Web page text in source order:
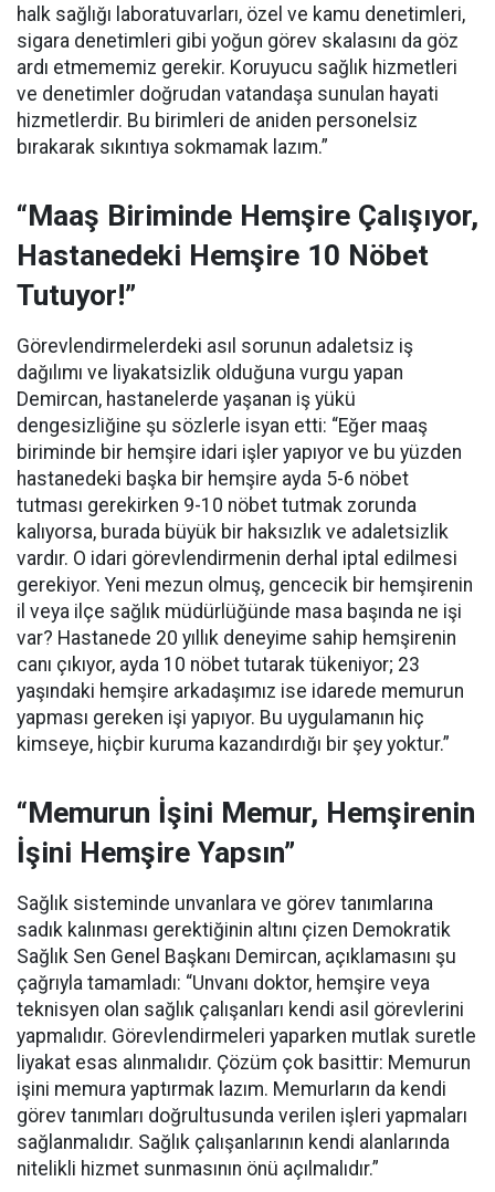
halk sağlığı laboratuvarları, özel ve kamu denetimleri,
sigara denetimleri gibi yoğun görev skalasını da göz
ardı etmememiz gerekir. Koruyucu sağlık hizmetleri
ve denetimler doğrudan vatandaşa sunulan hayati
hizmetlerdir. Bu birimleri de aniden personelsiz
bırakarak sıkıntıya sokmamak lazım.”
“Maaş Biriminde Hemşire Çalışıyor,
Hastanedeki Hemşire 10 Nöbet
Tutuyor!”
Görevlendirmelerdeki asıl sorunun adaletsiz iş
dağılımı ve liyakatsizlik olduğuna vurgu yapan
Demircan, hastanelerde yaşanan iş yükü
dengesizliğine şu sözlerle isyan etti: “Eğer maaş
biriminde bir hemşire idari işler yapıyor ve bu yüzden
hastanedeki başka bir hemşire ayda 5-6 nöbet
tutması gerekirken 9-10 nöbet tutmak zorunda
kalıyorsa, burada büyük bir haksızlık ve adaletsizlik
vardır. O idari görevlendirmenin derhal iptal edilmesi
gerekiyor. Yeni mezun olmuş, gencecik bir hemşirenin
il veya ilçe sağlık müdürlüğünde masa başında ne işi
var? Hastanede 20 yıllık deneyime sahip hemşirenin
canı çıkıyor, ayda 10 nöbet tutarak tükeniyor; 23
yaşındaki hemşire arkadaşımız ise idarede memurun
yapması gereken işi yapıyor. Bu uygulamanın hiç
kimseye, hiçbir kuruma kazandırdığı bir şey yoktur.”
“Memurun İşini Memur, Hemşirenin
İşini Hemşire Yapsın”
Sağlık sisteminde unvanlara ve görev tanımlarına
sadık kalınması gerektiğinin altını çizen Demokratik
Sağlık Sen Genel Başkanı Demircan, açıklamasını şu
çağrıyla tamamladı: “Unvanı doktor, hemşire veya
teknisyen olan sağlık çalışanları kendi asil görevlerini
yapmalıdır. Görevlendirmeleri yaparken mutlak suretle
liyakat esas alınmalıdır. Çözüm çok basittir: Memurun
işini memura yaptırmak lazım. Memurların da kendi
görev tanımları doğrultusunda verilen işleri yapmaları
sağlanmalıdır. Sağlık çalışanlarının kendi alanlarında
nitelikli hizmet sunmasının önü açılmalıdır.”